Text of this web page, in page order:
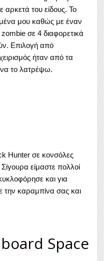
αρκετά του είδους. Το
μου καθώς με έναν
σε 4 διαφορετικά
Επιλογή από
ήταν από τα
το λατρέψω.
Hunter σε κονσόλες
είμαστε πολλοί
και για
την καραμπίνα σας και
Space